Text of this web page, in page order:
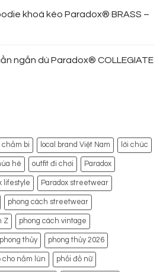
khoá kéo Paradox® BRASS –
ngắn dù Paradox® COLLEGIATE
chấm bi local brand Việt Nam lời chúc
hè outfit đi chơi Paradox
lifestyle Paradox streetwear
phong cách streetwear
Z phong cách vintage
phong thủy phong thủy 2026
cho nấm lùn phối đồ nữ